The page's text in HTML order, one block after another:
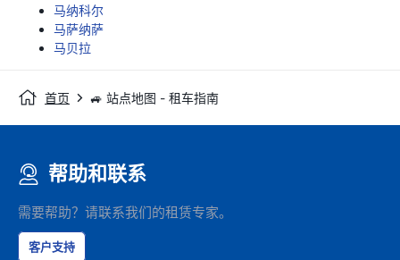
马纳科尔
马萨纳萨
马贝拉
首页 🚙 站点地图 - 租车指南
帮助和联系
需要帮助？请联系我们的租赁专家。
客户支持